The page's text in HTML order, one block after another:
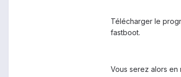
Télécharger le
fastboot.
Vous serez alors en